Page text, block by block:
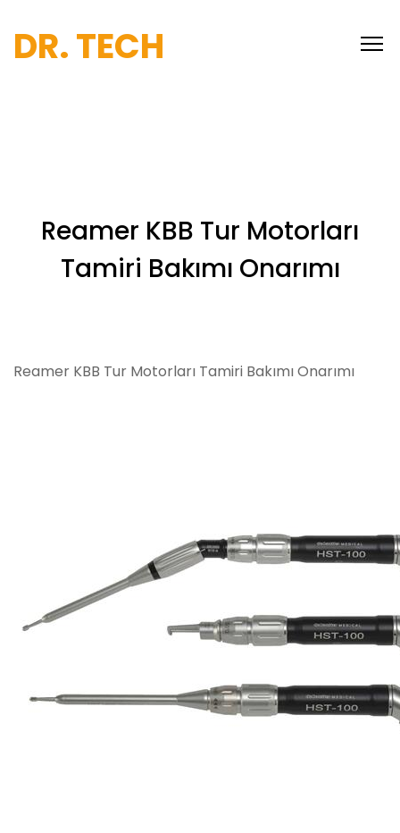
DR. TECH
Reamer KBB Tur Motorları
Tamiri Bakımı Onarımı
Reamer KBB Tur Motorları Tamiri Bakımı Onarımı